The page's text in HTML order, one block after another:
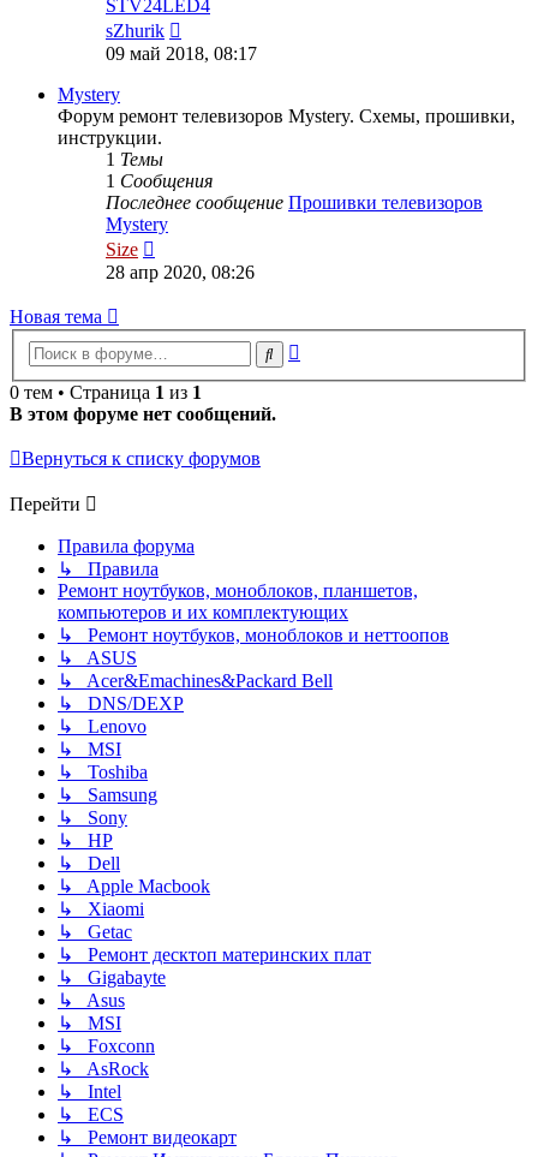
STV24LED4
sZhurik
к
последнему
09 май 2018, 08:17
Mystery
Форум ремонт телевизоров Mystery. Схемы, прошивки,
инструкции.
1 Темы
1 Сообщения
Последнее сообщение Прошивки телевизоров
Mystery
Size
к
последнему
28 апр 2020, 08:26
Новая
тема
Новая тема
Поиск
0 тем • Страница 1 из 1
В этом форуме нет сообщений.
Вернуться к списку форумов
Перейти
Правила форума
↳ Правила
Ремонт ноутбуков, моноблоков, планшетов,
компьютеров и их комплектующих
↳ Ремонт ноутбуков, моноблоков и неттоопов
↳ ASUS
↳ Acer&Emachines&Packard Bell
↳ DNS/DEXP
↳ Lenovo
↳ MSI
↳ Toshiba
↳ Samsung
↳ Sony
↳ HP
↳ Dell
↳ Apple Macbook
↳ Xiaomi
↳ Getac
↳ Ремонт десктоп материнских плат
↳ Gigabayte
↳ Asus
↳ MSI
↳ Foxconn
↳ AsRock
↳ Intel
↳ ECS
↳ Ремонт видеокарт